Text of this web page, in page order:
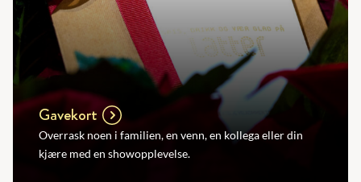
Gavekort
Overrask noen i familien, en venn, en kollega eller din
kjære med en showopplevelse.